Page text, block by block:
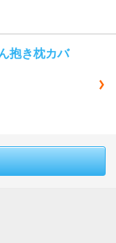
抱き枕カバ